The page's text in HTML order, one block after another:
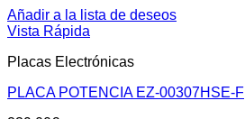
Añadir a la lista de deseos
Vista Rápida
Placas Electrónicas
PLACA POTENCIA EZ-00307HSE-F